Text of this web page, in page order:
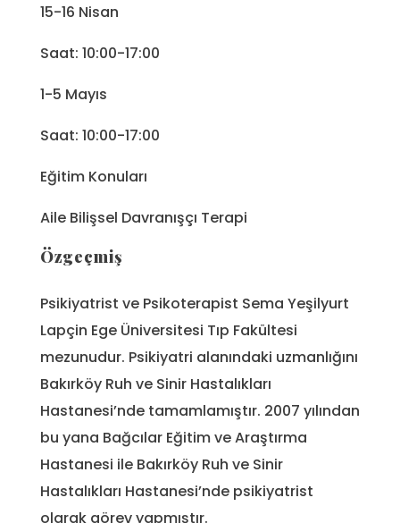
15-16 Nisan
Saat: 10:00-17:00
1-5 Mayıs
Saat: 10:00-17:00
Eğitim Konuları
Aile Bilişsel Davranışçı Terapi
Özgeçmiş
Psikiyatrist ve Psikoterapist Sema Yeşilyurt
Lapçin Ege Üniversitesi Tıp Fakültesi
mezunudur. Psikiyatri alanındaki uzmanlığını
Bakırköy Ruh ve Sinir Hastalıkları
Hastanesi’nde tamamlamıştır. 2007 yılından
bu yana Bağcılar Eğitim ve Araştırma
Hastanesi ile Bakırköy Ruh ve Sinir
Hastalıkları Hastanesi’nde psikiyatrist
olarak görev yapmıştır.